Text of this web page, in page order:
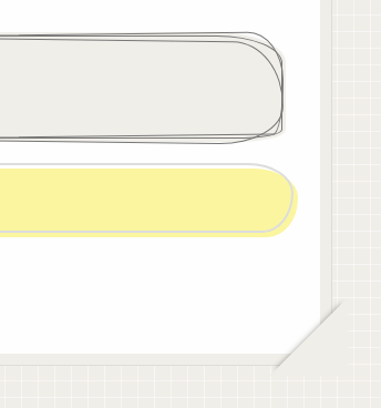
で時間をつぶしていたんです
が、ハロウィンのイベントが